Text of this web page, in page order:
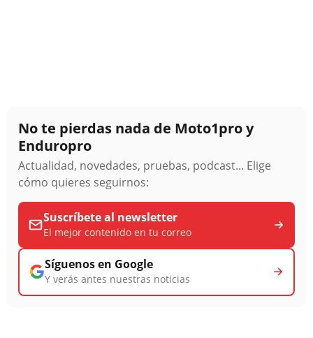
No te pierdas nada de Moto1pro y
Enduropro
Actualidad, novedades, pruebas, podcast... Elige
cómo quieres seguirnos:
Suscríbete al newsletter
El mejor contenido en tu correo
Síguenos en Google
Y verás antes nuestras noticias